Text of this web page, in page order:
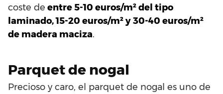
coste de entre 5-10 euros/m² del tipo
laminado, 15-20 euros/m² y 30-40 euros/m²
de madera maciza.
Parquet de nogal
Precioso y caro, el parquet de nogal es uno de